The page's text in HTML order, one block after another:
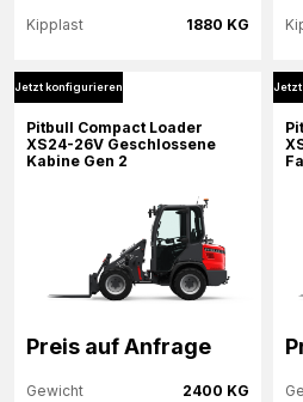
1880 KG
Kipplast
Mehr Informationen
Jetzt konfigurieren
Jetzt konfigurieren
Pitbull Compact Loader
XS24-26V Geschlossene
Kabine Gen 2
Preis auf Anfrage
2400 KG
Gewicht